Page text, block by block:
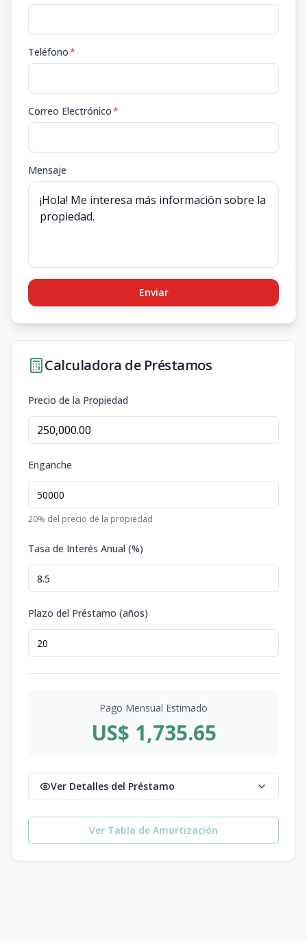
Teléfono*
Correo Electrónico*
Mensaje
Enviar
Calculadora de Préstamos
Precio de la Propiedad
Enganche
20% del precio de la propiedad
Tasa de Interés Anual (%)
Plazo del Préstamo (años)
Pago Mensual Estimado
US$ 1,735.65
Ver Detalles del Préstamo
Ver Tabla de Amortización